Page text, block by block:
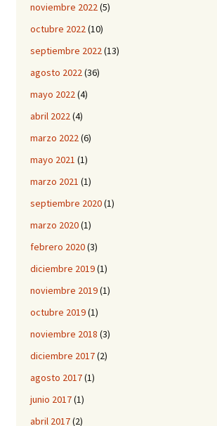
noviembre 2022(5)
octubre 2022(10)
septiembre 2022(13)
agosto 2022(36)
mayo 2022(4)
abril 2022(4)
marzo 2022(6)
mayo 2021 (1)
marzo 2021 (1)
septiembre 2020(1)
marzo 2020(1)
febrero 2020(3)
diciembre 2019(1)
noviembre 2019(1)
octubre 2019(1)
noviembre 2018 (3)
diciembre 2017(2)
agosto 2017(1)
junio 2017(1)
abril 2017(2)